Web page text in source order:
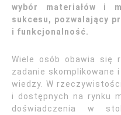
wybór materiałów i
sukcesu, pozwalający
i funkcjonalność.
Wiele osób obawia się
zadanie skomplikowane
wiedzy. W
i dostępnych na rynku
doświadczenia w